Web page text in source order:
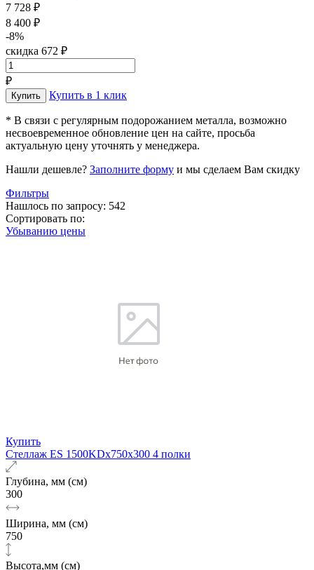
7 728 ₽
8 400 ₽
-8%
скидка 672 ₽
₽
Купить в 1 клик
* В связи с регулярным подорожанием металла, возможно
несвоевременное обновление цен на сайте, просьба
актуальную цену уточнять у менеджера.
Нашли дешевле? Заполните форму и мы сделаем Вам скидку
Фильтры
Нашлось по запросу: 542
Сортировать по:
Убыванию цены
Купить
Стеллаж ES 1500KDх750x300 4 полки
Глубина, мм (см)
300
Ширина, мм (см)
750
Высота,мм (см)